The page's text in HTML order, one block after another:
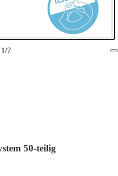
1/7
50-teilig